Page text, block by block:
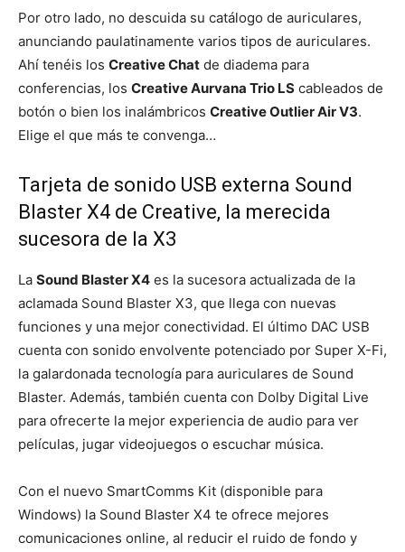
Por otro lado, no descuida su catálogo de auriculares,
anunciando paulatinamente varios tipos de auriculares.
Ahí tenéis los Creative Chat de diadema para
conferencias, los Creative Aurvana Trio LS cableados de
botón o bien los inalámbricos Creative Outlier Air V3.
Elige el que más te convenga…
Tarjeta de sonido USB externa Sound
Blaster X4 de Creative, la merecida
sucesora de la X3
La Sound Blaster X4 es la sucesora actualizada de la
aclamada Sound Blaster X3, que llega con nuevas
funciones y una mejor conectividad. El último DAC USB
cuenta con sonido envolvente potenciado por Super X-Fi,
la galardonada tecnología para auriculares de Sound
Blaster. Además, también cuenta con Dolby Digital Live
para ofrecerte la mejor experiencia de audio para ver
películas, jugar videojuegos o escuchar música.
Con el nuevo SmartComms Kit (disponible para
Windows) la Sound Blaster X4 te ofrece mejores
comunicaciones online, al reducir el ruido de fondo y